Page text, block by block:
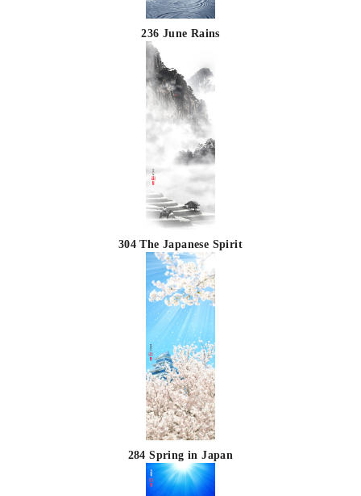
236 June Rains
304 The Japanese Spirit
284 Spring in Japan